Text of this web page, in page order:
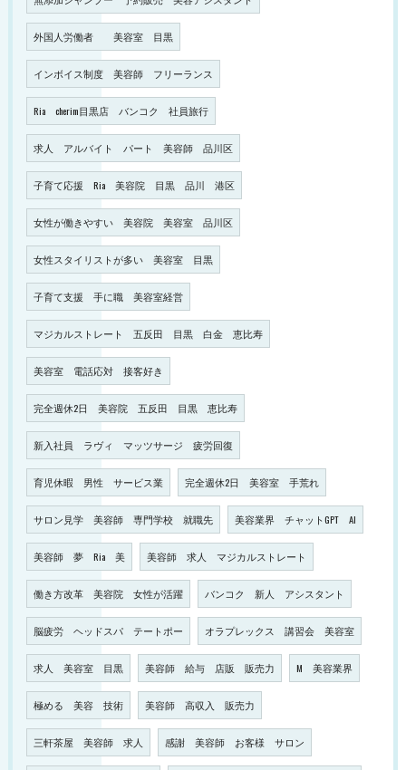
外国人労働者 美容室 目黒
インボイス制度 美容師 フリーランス
Ria cherim目黒店 バンコク 社員旅行
求人 アルバイト パート 美容師 品川区
子育て応援 Ria 美容院 目黒 品川 港区
女性が働きやすい 美容院 美容室 品川区
女性スタイリストが多い 美容室 目黒
子育て支援 手に職 美容室経営
マジカルストレート 五反田 目黒 白金 恵比寿
美容室 電話応対 接客好き
完全週休2日 美容院 五反田 目黒 恵比寿
新入社員 ラヴィ マッツサージ 疲労回復
育児休暇 男性 サービス業 完全週休2日 美容室 手荒れ
サロン見学 美容師 専門学校 就職先 美容業界 チャットGPT AI
美容師 夢 Ria 美 美容師 求人 マジカルストレート
働き方改革 美容院 女性が活躍 バンコク 新人 アシスタント
脳疲労 ヘッドスパ テートポー オラプレックス 講習会 美容室
求人 美容室 目黒 美容師 給与 店販 販売力 M 美容業界
極める 美容 技術 美容師 高収入 販売力
三軒茶屋 美容師 求人 感謝 美容師 お客様 サロン